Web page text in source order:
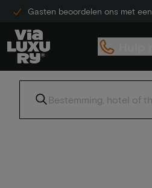
Gasten beoordelen ons met een